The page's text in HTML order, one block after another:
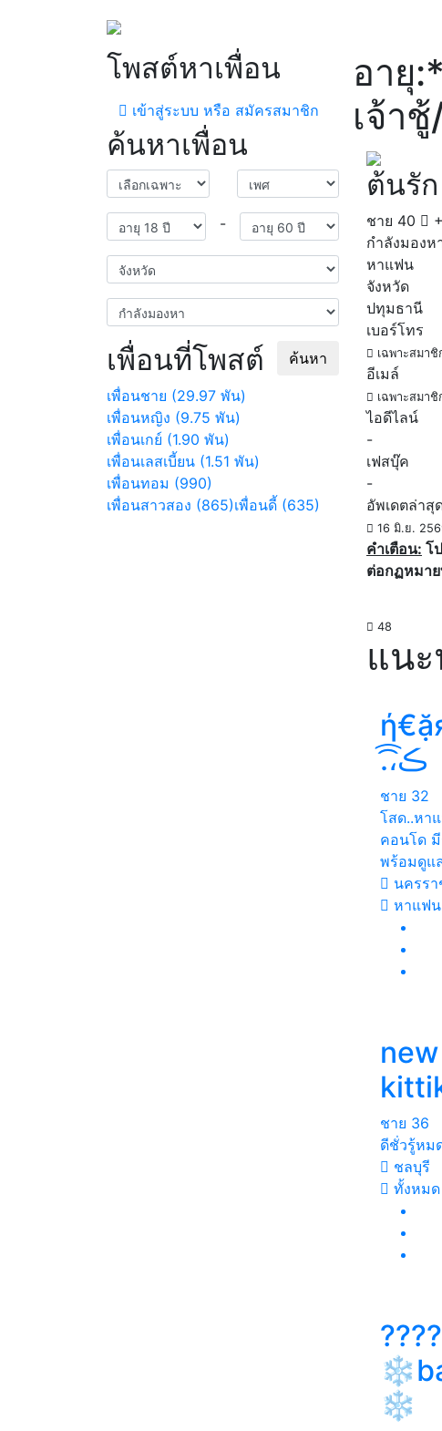
โพสต์หาเพื่อน
เข้าสู่ระบบ หรือ สมัครสมาชิก
ค้นหาเพื่อน
-
ค้นหา
เพื่อนที่โพสต์
เพื่อนชาย (29.97 พัน)
เพื่อนหญิง (9.75 พัน)
เพื่อนเกย์ (1.90 พัน)
เพื่อนเลสเบี้ยน (1.51 พัน)
เพื่อนทอม (990)
เพื่อนสาวสอง (865)เพื่อนดี้ (635)
อายุ
เจ้า
ต้นรัก
ชาย 40
กำลังมองห
หาแฟน
จังหวัด
ปทุมธานี
เบอร์โทร
เฉพาะสมาชิ
อีเมล์
เฉพาะสมาชิ
ไอดีไลน์
-
เฟสบุ๊ค
-
อัพเดตล่าสุ
16 มิ.ย.
คำเตือน: โ
ต่อกฏหมา
48
แน
.͡،͡ڪ
ชาย 32
โสด..หา
คอนโด มี
พร้อมดูแ
นครร
หาแฟน
new
ชาย 36
ดีชั่วรู้หม
ชลบุรี
ทั้งหมด
????
❄️